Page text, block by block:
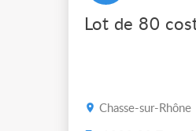
Chasse-sur-Rhône